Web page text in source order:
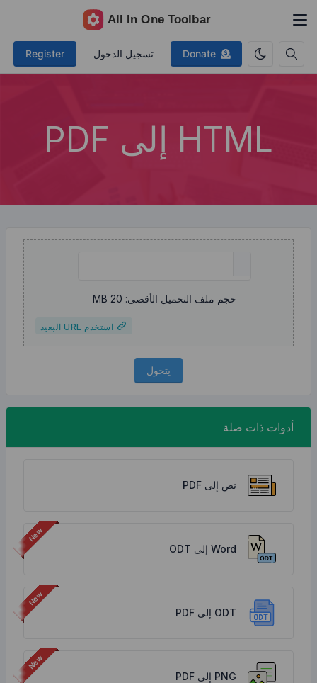
Donate تسجيل الدخول Register
HTML إلى PDF
حجم ملف التحميل الأقصى: 20 MB
استخدم URL البعيد
يتحول
أدوات ذات صلة
نص إلى PDF
Word إلى ODT
ODT إلى PDF
PNG إلى PDF